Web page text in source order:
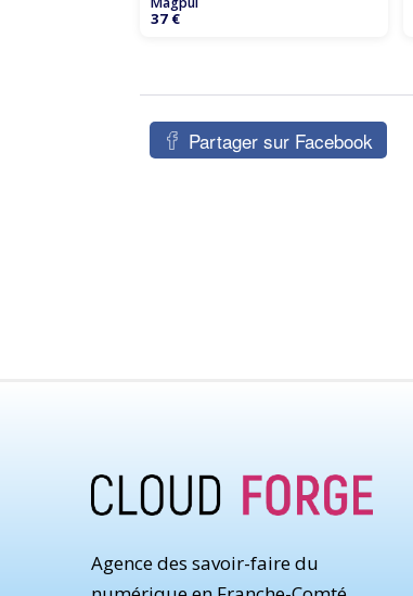
37 €
Partager sur Facebook
Agence des savoir-faire du